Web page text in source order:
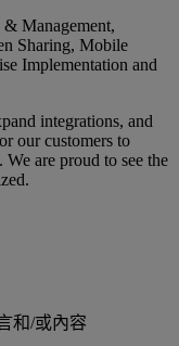
Management,
Sharing, Mobile
Implementation and
integrations, and
our customers to
are proud to see the
和/或內容